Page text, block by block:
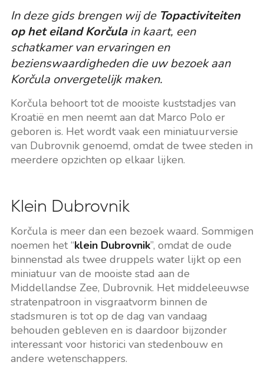
In deze gids brengen wij de Topactiviteiten
op het eiland Korčulain kaart, een
schatkamer van ervaringen en
bezienswaardigheden die uw bezoek aan
Korčula onvergetelijk maken.
Korčula behoort tot de mooiste kuststadjes van
Kroatië en men neemt aan dat Marco Polo er
geboren is. Het wordt vaak een miniatuurversie
van Dubrovnik genoemd, omdat de twee steden in
meerdere opzichten op elkaar lijken.
Klein Dubrovnik
Korčula is meer dan een bezoek waard. Sommigen
noemen het “klein Dubrovnik”, omdat de oude
binnenstad als twee druppels water lijkt op een
miniatuur van de mooiste stad aan de
Middellandse Zee, Dubrovnik. Het middeleeuwse
stratenpatroon in visgraatvorm binnen de
stadsmuren is tot op de dag van vandaag
behouden gebleven en is daardoor bijzonder
interessant voor historici van stedenbouw en
andere wetenschappers.